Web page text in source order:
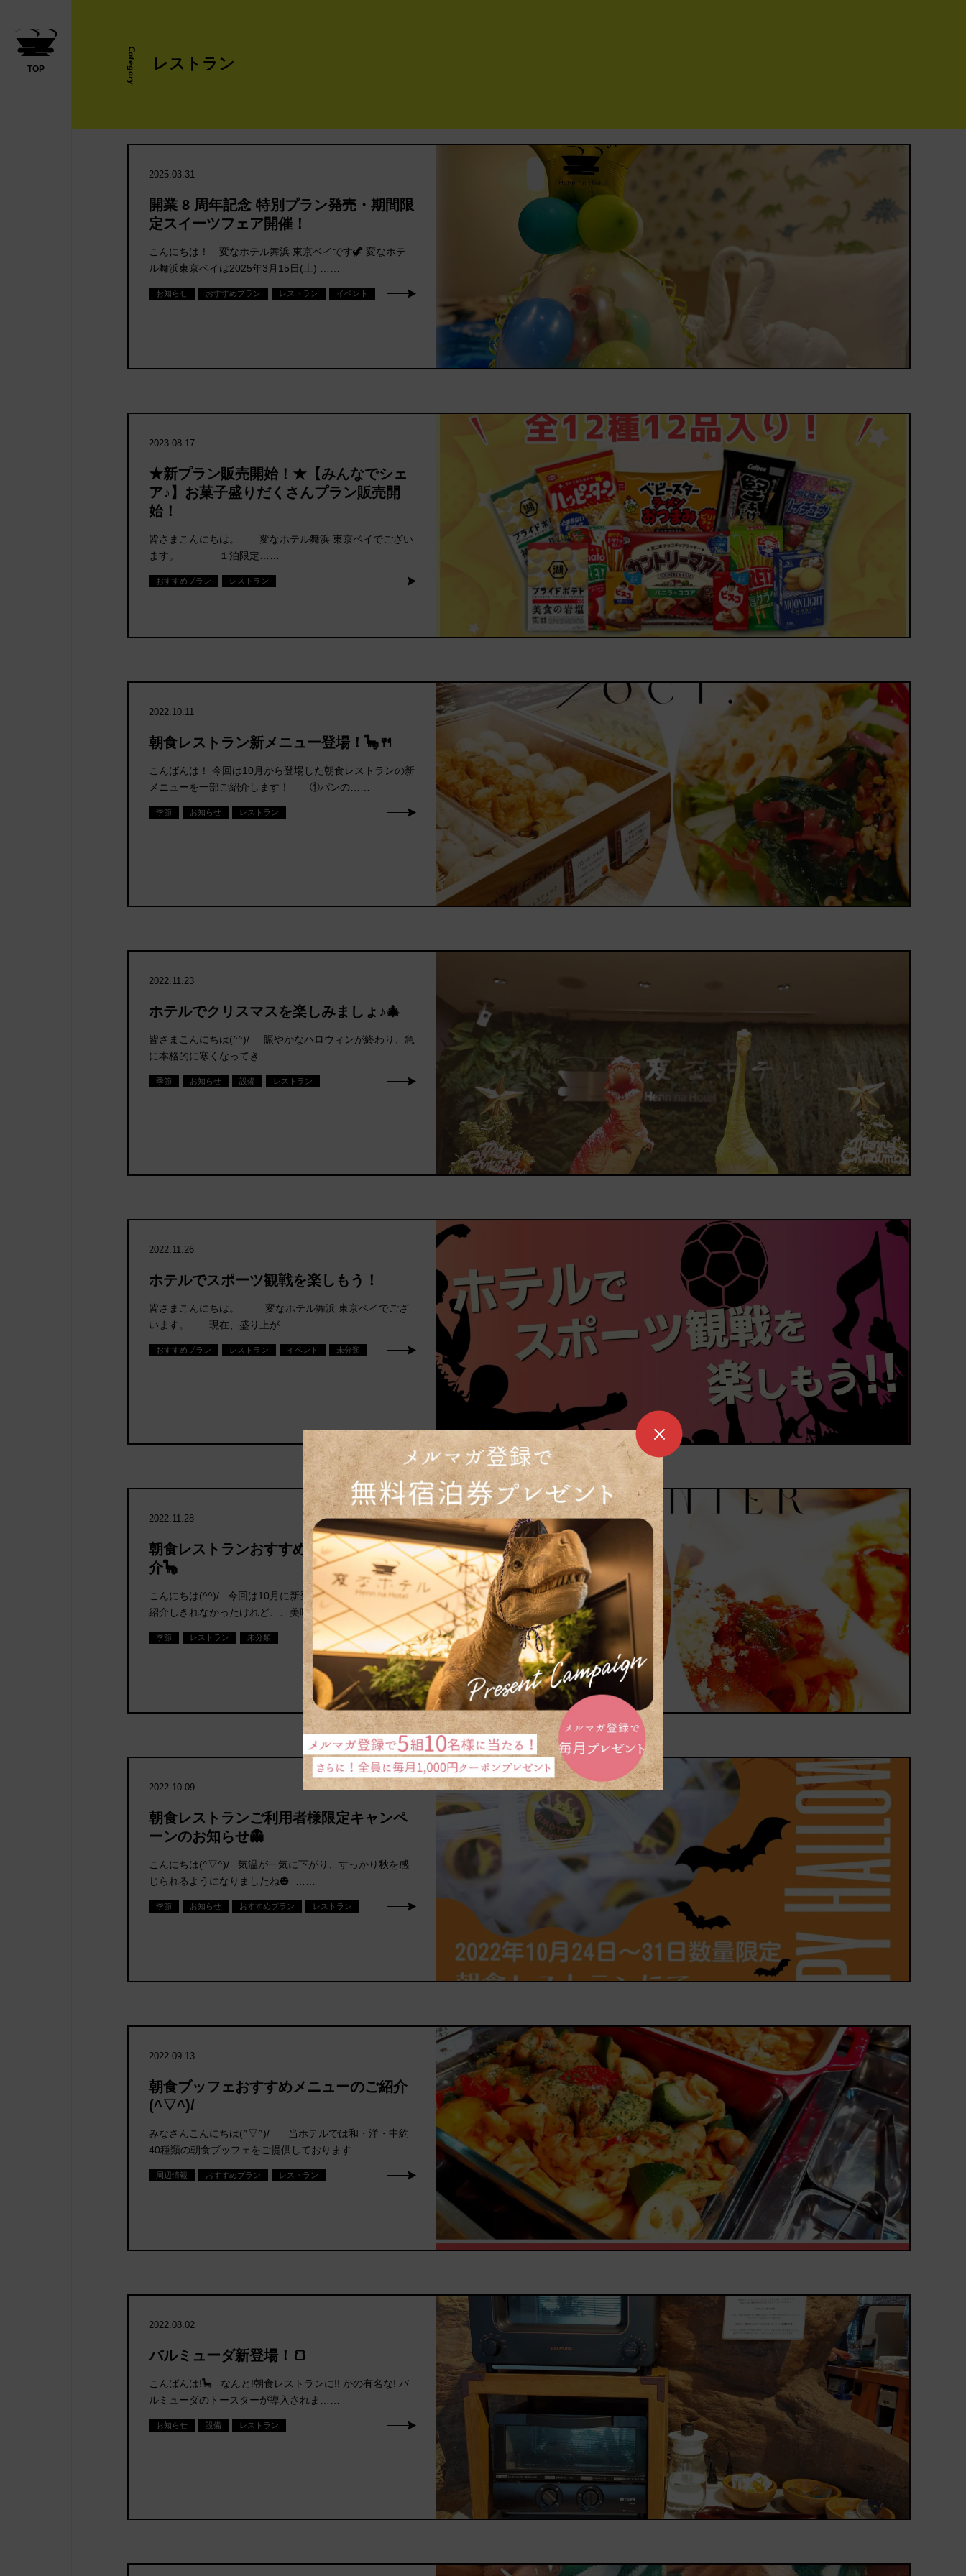
TOP Category レストラン
2025.03.31
開業 8 周年記念 特別プラン発売・期間限
定スイーツフェア開催！
こんにちは！ 変なホテル舞浜 東京ベイです🦖 変なホテ
ル舞浜東京ベイは2025年3月15日(土) ……
お知らせ おすすめプラン レストラン イベント
2023.08.17
★新プラン販売開始！★【みんなでシェ
ア♪】お菓子盛りだくさんプラン販売開
始！
皆さまこんにちは。 変なホテル舞浜 東京ベイでござい
ます。 １泊限定……
おすすめプラン レストラン
2022.10.11
朝食レストラン新メニュー登場！🦕🍴
こんばんは！ 今回は10月から登場した朝食レストランの新
メニューを一部ご紹介します！ ①パンの……
季節 お知らせ レストラン
2022.11.23
ホテルでクリスマスを楽しみましょ♪🎄
皆さまこんにちは(^^)/ 賑やかなハロウィンが終わり、急
に本格的に寒くなってき……
季節 お知らせ 設備 レストラン
2022.11.26
ホテルでスポーツ観戦を楽しもう！
皆さまこんにちは。 変なホテル舞浜 東京ベイでござ
います。 現在、盛り上が……
おすすめプラン レストラン イベント 未分類
2022.11.28
朝食レストランおすすめメニューのご紹
介🦕
こんにちは(^^)/ 今回は10月に新登場メニューのご紹介で
紹介しきれなかったけれど、、美味しいので是非！ っ……
季節 レストラン 未分類
2022.10.09
朝食レストランご利用者様限定キャンペ
ーンのお知らせ👻
こんにちは(^▽^)/ 気温が一気に下がり、すっかり秋を感
じられるようになりましたね🎃 ……
季節 お知らせ おすすめプラン レストラン
2022.09.13
朝食ブッフェおすすめメニューのご紹介
(^▽^)/
みなさんこんにちは(^▽^)/ 当ホテルでは和・洋・中約
40種類の朝食ブッフェをご提供しております……
周辺情報 おすすめプラン レストラン
2022.08.02
バルミューダ新登場！🍞
こんばんは!🦕 なんと!朝食レストランに!! かの有名な! バ
ルミューダのトースターが導入されま……
お知らせ 設備 レストラン